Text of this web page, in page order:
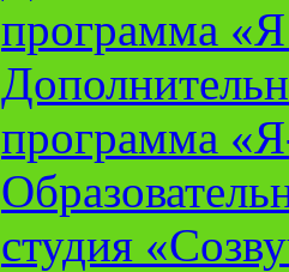
программа «Я
программа
студия